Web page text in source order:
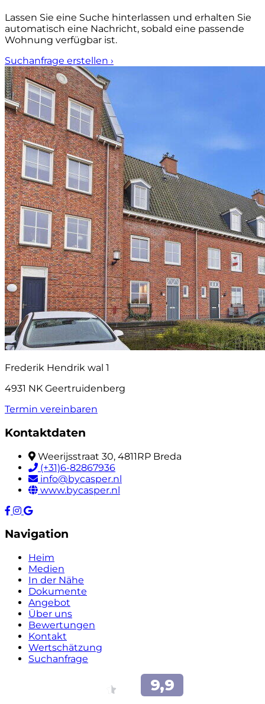
Lassen Sie eine Suche hinterlassen und erhalten Sie
automatisch eine Nachricht, sobald eine passende
Wohnung verfügbar ist.
Suchanfrage erstellen ›
Frederik Hendrik wal 1
4931 NK Geertruidenberg
Termin vereinbaren
Kontaktdaten
Weerijsstraat 30, 4811RP Breda
(+31)6-82867936
info@bycasper.nl
www.bycasper.nl
Navigation
Heim
Medien
In der Nähe
Dokumente
Angebot
Über uns
Bewertungen
Kontakt
Wertschätzung
Suchanfrage